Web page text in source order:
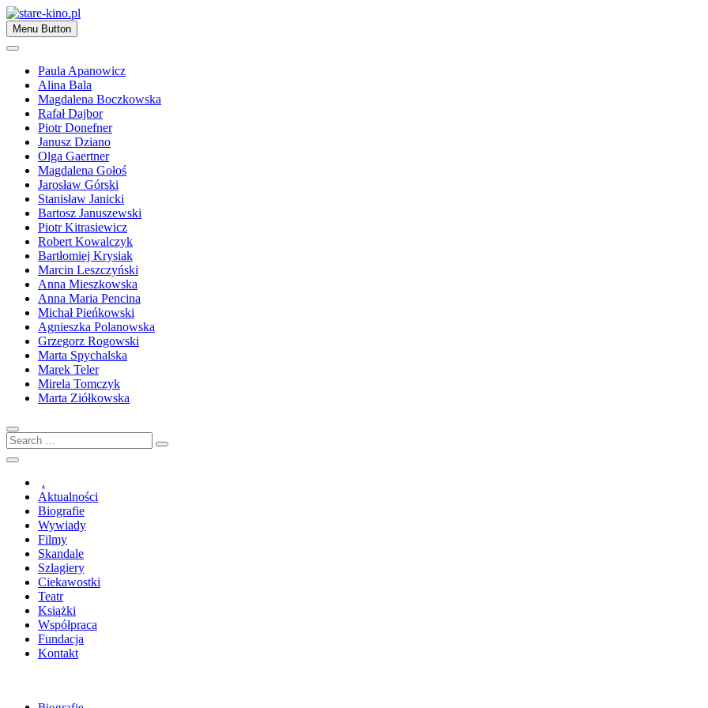
Skip
to
content
stare-kino.pl
Zapraszamy
Menu Button
Paula Apanowicz
Alina Bala
Magdalena Boczkowska
Rafał Dajbor
Piotr Donefner
Janusz Dziano
Olga Gaertner
Magdalena Gołoś
Jarosław Górski
Stanisław Janicki
Bartosz Januszewski
Piotr Kitrasiewicz
Robert Kowalczyk
Bartłomiej Krysiak
Marcin Leszczyński
Anna Mieszkowska
Anna Maria Pencina
Michał Pieńkowski
Agnieszka Polanowska
Grzegorz Rogowski
Marta Spychalska
Marek Teler
Mirela Tomczyk
Marta Ziółkowska
Search
…
.
Aktualności
Biografie
Wywiady
Filmy
Skandale
Szlagiery
Ciekawostki
Teatr
Książki
Współpraca
Fundacja
Kontakt